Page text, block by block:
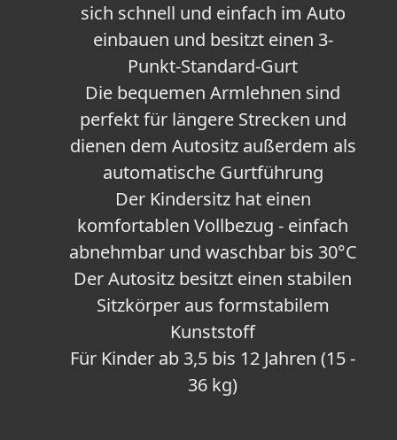
sich schnell und einfach im Auto
einbauen und besitzt einen 3-
Punkt-Standard-Gurt
Die bequemen Armlehnen sind
perfekt für längere Strecken und
dienen dem Autositz außerdem als
automatische Gurtführung
Der Kindersitz hat einen
komfortablen Vollbezug - einfach
abnehmbar und waschbar bis 30°C
Der Autositz besitzt einen stabilen
Sitzkörper aus formstabilem
Kunststoff
Für Kinder ab 3,5 bis 12 Jahren (15 -
36 kg)